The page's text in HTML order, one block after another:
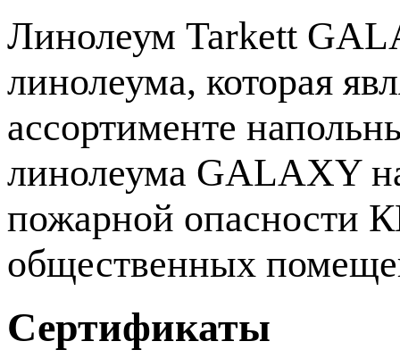
Линолеум Tarkett
линолеума, которая
ассортименте
линолеума GALAXY
пожарной опасности
общественных
Сертификаты